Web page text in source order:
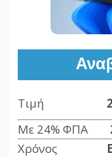
Τιμή
Με 24% ΦΠΑ
Χρόνος